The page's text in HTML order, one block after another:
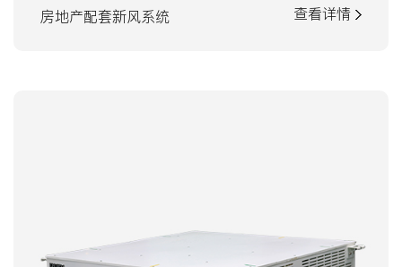
房地产配套新风系统 查看详情